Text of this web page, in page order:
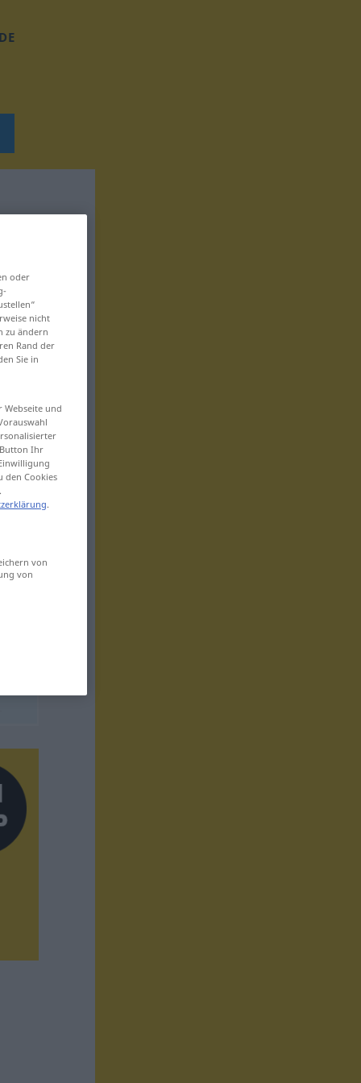
oder
nicht
zu ändern
Rand der
Sie in
und
Ihr
den Cookies
.
von
von